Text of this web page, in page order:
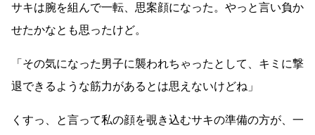
サキは腕を組んで一転、思案顔になった。やっと言い負か
せたかなとも思ったけど。
「その気になった男子に襲われちゃったとして、キミに撃
退できるような筋力があるとは思えないけどね」
くすっ、と言って私の顔を覗き込むサキの準備の方が、一